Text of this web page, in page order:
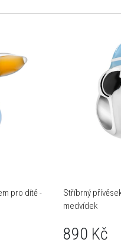
pro dítě -
Stříbrný
medvídek
890 Kč